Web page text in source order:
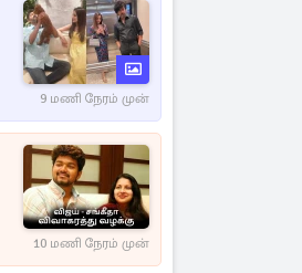
9 மணி நேரம் முன்
10 மணி நேரம் முன்